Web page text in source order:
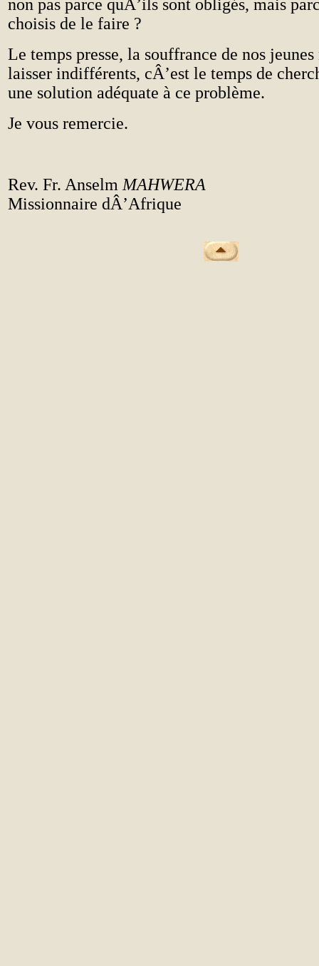
non pas parce quÂ’ils sont obligés, mais
choisis de le faire ?
Le temps presse, la souffrance de nos jeunes
laisser indifférents, cÂ’est le temps de
une solution adéquate à ce problème.
Je vous remercie.
Rev. Fr. Anselm MAHWERA
Missionnaire dÂ’Afrique